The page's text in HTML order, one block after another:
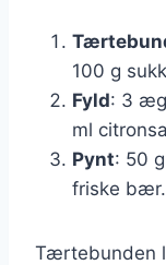
100 g
Fyld: 3
ml
Pynt: 50
friske bær.
Tærtebunden